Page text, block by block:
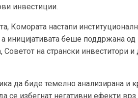
инвестиции.
Комората настапи
иницијативата беше поддржана од
на странски инвеститори и
да биде темелно анализирана и
се избегнат негативни ефекти врз